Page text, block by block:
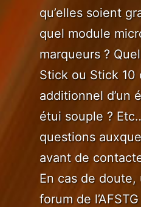
qu’elles soient
quel module
marqueurs ?
Stick ou Stick 10
additionnel d’un
étui souple ?
questions
avant de
En cas de doute,
forum de